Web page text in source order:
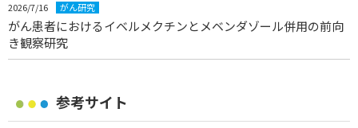
2026/7/16 がん研究
がん患者におけるイベルメクチンとメベンダゾール併用の前向
き観察研究
参考サイト